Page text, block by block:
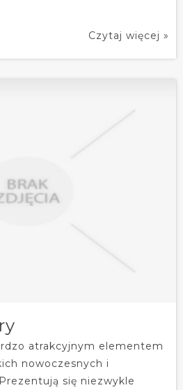
Czytaj więcej »
atrakcyjnym elementem
nowoczesnych i
się niezwykle